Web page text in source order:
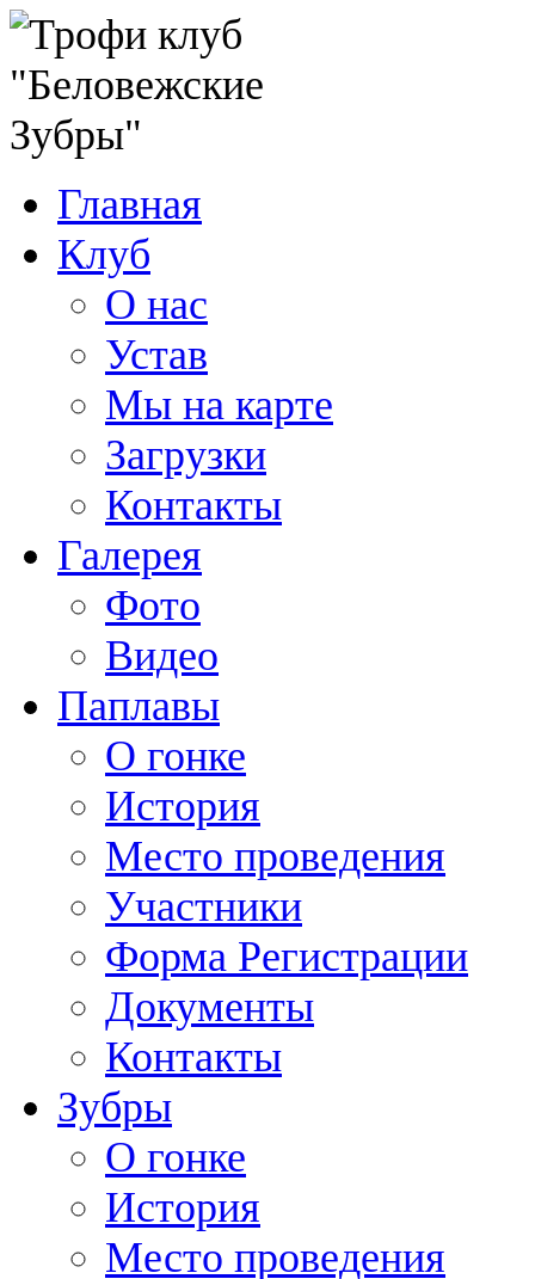
Главная
Клуб
О нас
Устав
Мы на карте
Загрузки
Контакты
Галерея
Фото
Видео
Паплавы
О гонке
История
Место проведения
Участники
Форма Регистрации
Документы
Контакты
Зубры
О гонке
История
Место проведения